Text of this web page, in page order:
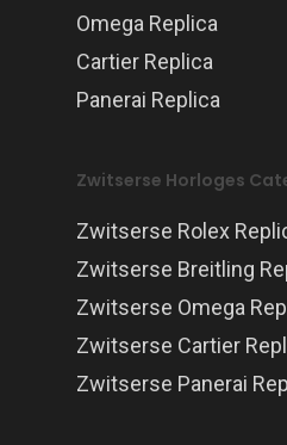
Omega Replica
Cartier Replica
Panerai Replica
Zwitserse Horloges
Zwitserse Rolex
Zwitserse Breitling
Zwitserse Omega
Zwitserse Cartier
Zwitserse Panerai